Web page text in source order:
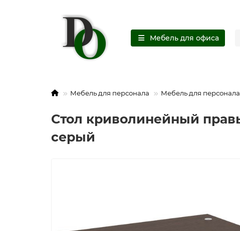
Мебель для офиса
Мебель для персонала Мебель для
Стол криволинейный
серый